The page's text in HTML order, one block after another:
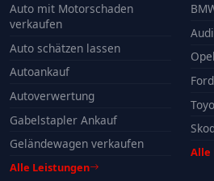
Auto mit Motorschaden
verkaufen
Auto schätzen lassen
Autoankauf
Autoverwertung
Gabelstapler Ankauf
Geländewagen verkaufen
Alle Leistungen
Audi
Opel
Ford
Alle